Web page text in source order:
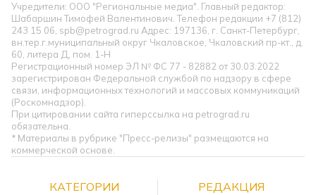
Учредители: ООО "Региональные медиа". Главный редактор:
Шабаршин Тимофей Валентинович. Телефон редакции +7 (812)
243 15 06, spb@petrograd.ru Адрес: 197136, г. Санкт-Петербург,
вн.тер.г.муниципальный округ Чкаловское, Чкаловский пр-кт., д.
60, литера Д, пом. 1-Н
Регистрационный номер ЭЛ № ФС 77 - 82882 от 30.03.2022
зарегистрирован Федеральной службой по надзору в сфере
связи, информационных технологий и массовых коммуникаций
(Роскомнадзор).
При цитировании сайта гиперссылка на petrograd.ru
обязательна.
* Материалы в рубрике "Пресс-релизы" размещаются на
коммерческой основе.
КАТЕГОРИИ РЕДАКЦИЯ